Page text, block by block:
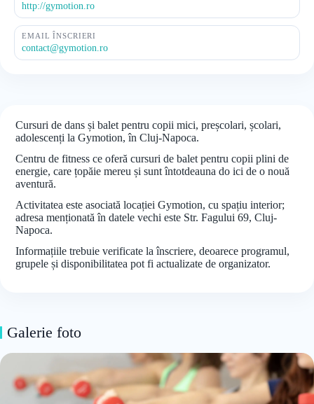
http://gymotion.ro
EMAIL ÎNSCRIERI
contact@gymotion.ro
Cursuri de dans și balet pentru copii mici, preșcolari, școlari,
adolescenți la Gymotion, în Cluj-Napoca.
Centru de fitness ce oferă cursuri de balet pentru copii plini de
energie, care țopăie mereu și sunt întotdeauna do ici de o nouă
aventură.
Activitatea este asociată locației Gymotion, cu spațiu interior;
adresa menționată în datele vechi este Str. Fagului 69, Cluj-
Napoca.
Informațiile trebuie verificate la înscriere, deoarece programul,
grupele și disponibilitatea pot fi actualizate de organizator.
Galerie foto